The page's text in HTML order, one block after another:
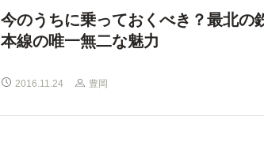
今のうちに乗っておくべき？最北の
本線の唯一無二な魅力
2016.11.24 豊岡